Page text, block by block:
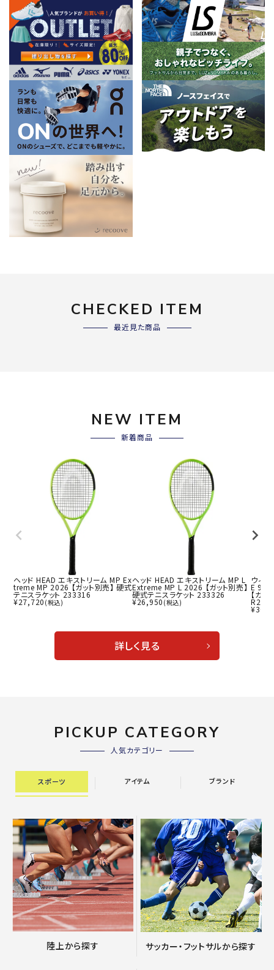
CHECKED ITEM
最近見た商品
NEW ITEM
新着商品
ヘッド HEAD エキストリーム MP Ex
treme MP 2026 【ガット別売】 硬式
テニスラケット 233316
¥27,720(税込)
ヘッド HEAD エキストリーム MP L
Extreme MP L 2026 【ガット別売】
硬式テニスラケット 233326
¥26,950(税込)
ウィ
E 98
【ガッ
¥
詳しく見る
PICKUP CATEGORY
人気カテゴリー
スポーツ アイテム ブランド
陸上から探す サッカー・フットサルから探す